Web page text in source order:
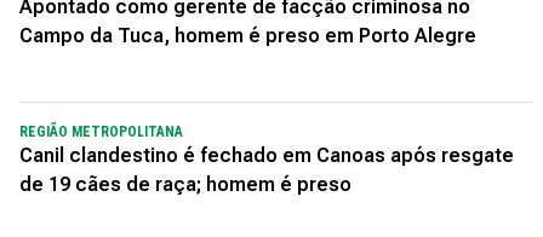
Apontado como gerente de facção criminosa no
Campo da Tuca, homem é preso em Porto Alegre
REGIÃO METROPOLITANA
Canil clandestino é fechado em Canoas após resgate
de 19 cães de raça; homem é preso